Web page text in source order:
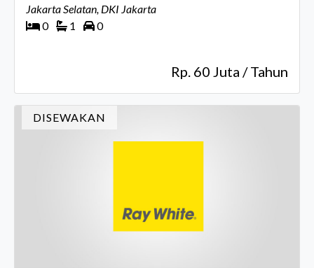
Jakarta Selatan, DKI Jakarta
0
1 0
Rp. 60 Juta / Tahun
DISEWAKAN